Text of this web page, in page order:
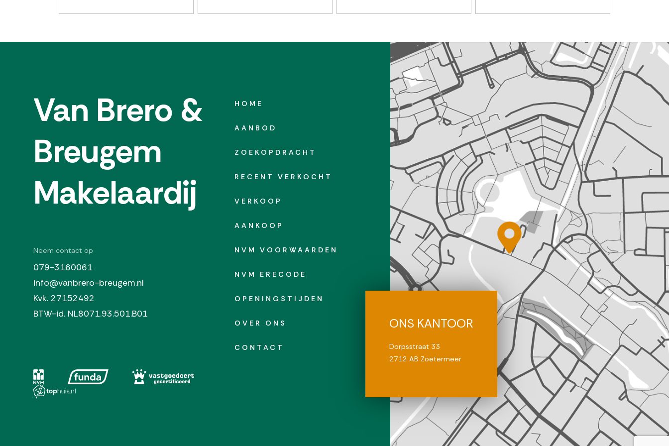
Van Brero &
Breugem
Makelaardij
Neem contact op
079-3160061
info@vanbrero-breugem.nl
Kvk. 27152492
BTW-id. NL8071.93.501.B01
HOME
AANBOD
ZOEKOPDRACHT
RECENT VERKOCHT
VERKOOP
AANKOOP
NVM VOORWAARDEN
NVM ERECODE
OPENINGSTIJDEN
OVER ONS
CONTACT
ONS KANTOOR
Dorpsstraat 33
2712 AB Zoetermeer